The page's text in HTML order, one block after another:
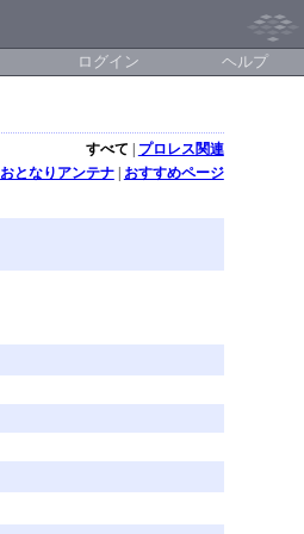
ログイン ヘルプ
すべて
プロレス関連
おとなりアンテナ| おすすめページ